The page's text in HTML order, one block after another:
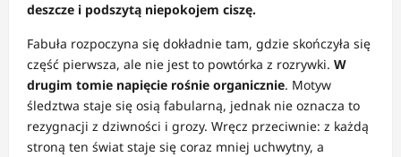
deszcze i podszytą niepokojem ciszę.
Fabuła rozpoczyna się dokładnie tam, gdzie skończyła się
część pierwsza, ale nie jest to powtórka z rozrywki. W
drugim tomie napięcie rośnie organicznie. Motyw
śledztwa staje się osią fabularną, jednak nie oznacza to
rezygnacji z dziwności i grozy. Wręcz przeciwnie: z każdą
stroną ten świat staje się coraz mniej uchwytny, a